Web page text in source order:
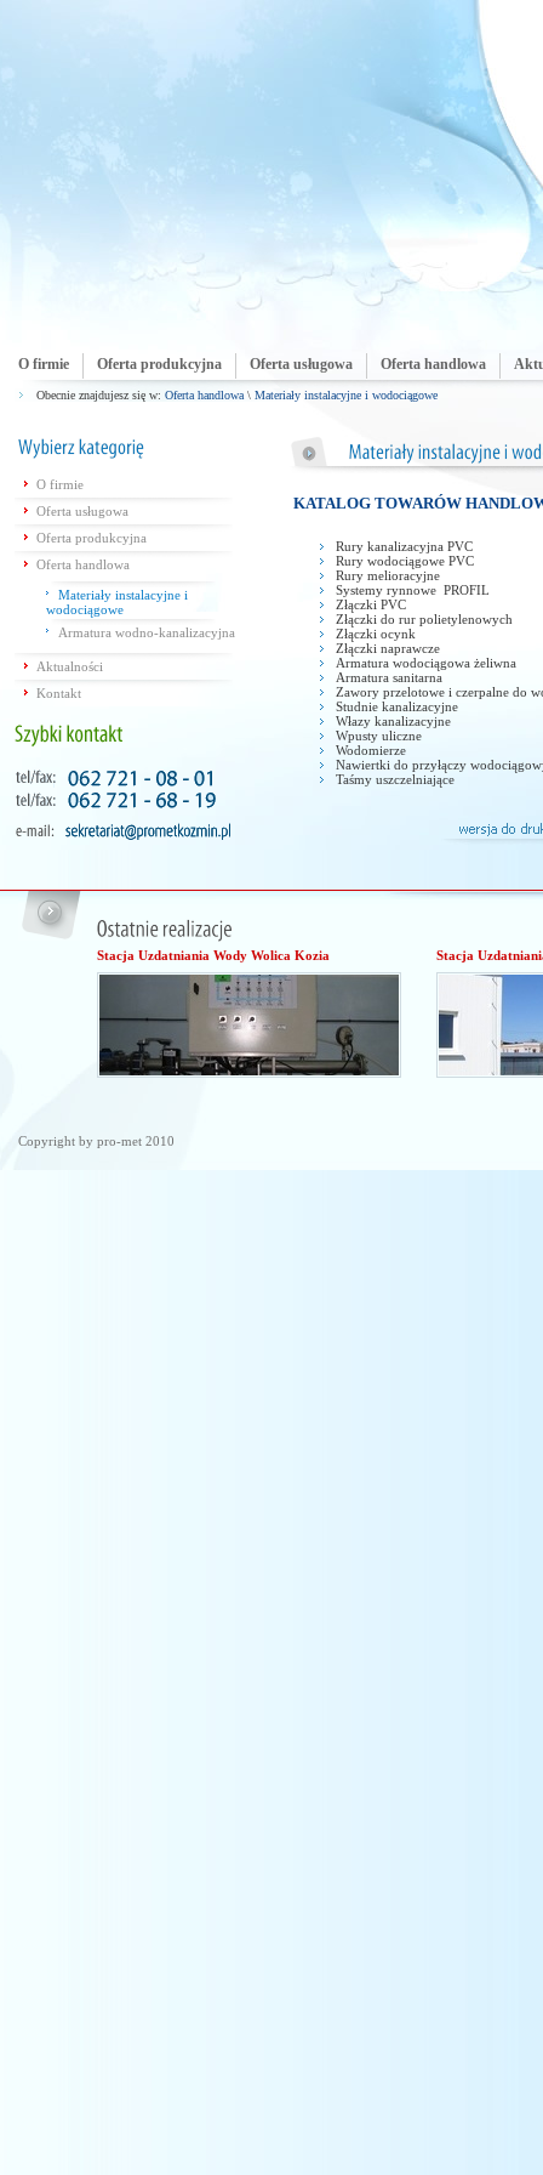
O firmie Oferta produkcyjna Oferta usługowa Oferta handlowa
Obecnie znajdujesz się w: Oferta handlowa \ Materiały instalacyjne i wodociągowe
O firmie
Oferta usługowa
Oferta produkcyjna
Oferta handlowa
Materiały instalacyjne i
wodociągowe
Armatura wodno-kanalizacyjna
Aktualności
Kontakt
KATALOG TOWARÓW
Rury kanalizacyjna PVC
Rury wodociągowe PVC
Rury melioracyjne
Systemy rynnowe PROFIL
Złączki PVC
Złączki do rur polietylenowych
Złączki ocynk
Złączki naprawcze
Armatura wodociągowa żeliwna
Armatura sanitarna
Zawory przelotowe i czerpalne do
Studnie kanalizacyjne
Włazy kanalizacyjne
Wpusty uliczne
Wodomierze
Nawiertki do przyłączy
Taśmy uszczelniające
Stacja Uzdatniania Wody Wolica Kozia Stacja
Copyright by pro-met 2010